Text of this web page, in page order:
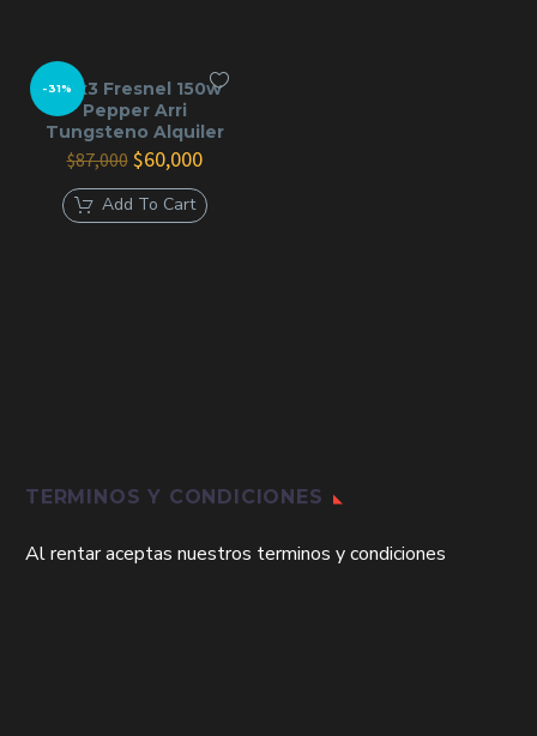
-31%
Kit x3 Fresnel 150w
Pepper Arri
Tungsteno Alquiler
$87,000 El
precio
original
era:
$60,000El
actual
es:
Add To Cart
TERMINOS Y CONDICIONES
Al rentar aceptas nuestros terminos y condiciones